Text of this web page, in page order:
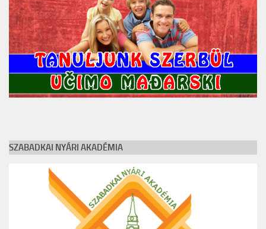
SZABADKAI NYÁRI AKADÉMIA